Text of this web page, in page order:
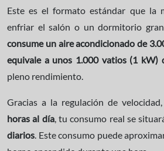
Este es el formato estándar que la
enfriar el salón o un dormitorio
consume un aire acondicionado de
equivale a unos 1.000 vatios (1 kW)
pleno rendimiento.
Gracias a la regulación de
horas al día, tu consumo real se
diarios. Este consumo puede